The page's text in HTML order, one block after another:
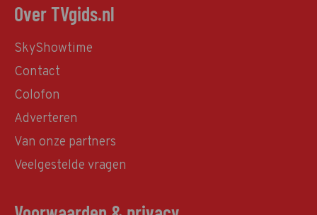
Over TVgids.nl
SkyShowtime
Contact
Colofon
Adverteren
Van onze partners
Veelgestelde vragen